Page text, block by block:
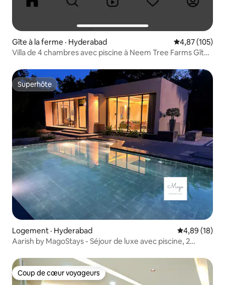
Gîte à la ferme · Hyderabad Note
4,87 (105)
Villa de 4 chambres avec piscine à Neem Tree Farms Gîte
Superhôte
Superhôte
Logement · Hyderabad Note
4,89 (18)
Aarish by MagoStays - Séjour de luxe avec piscine, 2
Coup de cœur voyageurs
Coup de cœur voyageurs